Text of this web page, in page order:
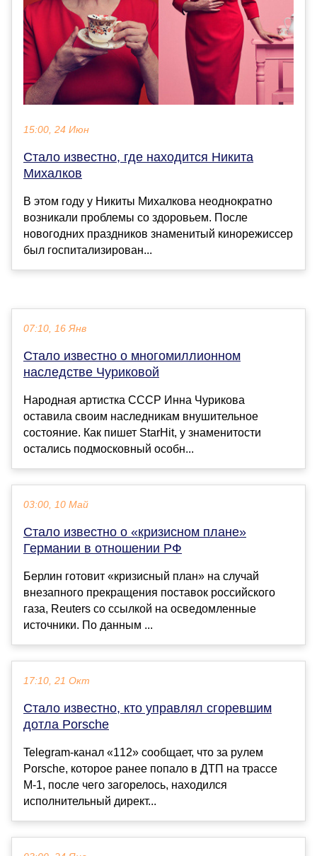
15:00, 24 Июн
Стало известно, где находится Никита
Михалков
В этом году у Никиты Михалкова неоднократно
возникали проблемы со здоровьем. После
новогодних праздников знаменитый кинорежиссер
был госпитализирован...
07:10, 16 Янв
Стало известно о многомиллионном
наследстве Чуриковой
Народная артистка СССР Инна Чурикова
оставила своим наследникам внушительное
состояние. Как пишет StarHit, у знаменитости
остались подмосковный особн...
03:00, 10 Май
Стало известно о «кризисном плане»
Германии в отношении РФ
Берлин готовит «кризисный план» на случай
внезапного прекращения поставок российского
газа, Reuters со ссылкой на осведомленные
источники. По данным ...
17:10, 21 Окт
Стало известно, кто управлял сгоревшим
дотла Porsche
Telegram-канал «112» сообщает, что за рулем
Porsche, которое ранее попало в ДТП на трассе
М-1, после чего загорелось, находился
исполнительный директ...